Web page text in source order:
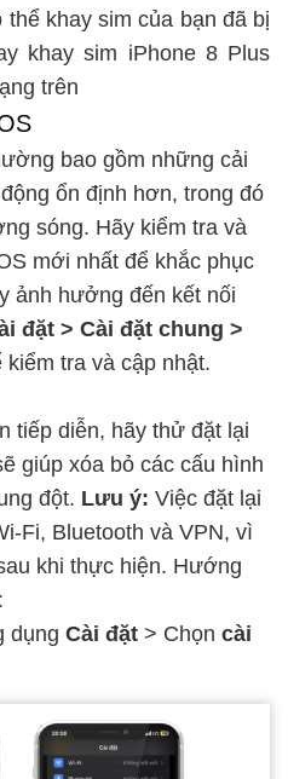
khay sim của bạn đã bị
khay sim iPhone 8 Plus
trên
bao gồm những cải
ổn định hơn, trong đó
sóng. Hãy kiểm tra và
mới nhất để khắc phục
ảnh hưởng đến kết nối
đặt > Cài đặt chung >
kiểm tra và cập nhật.
tiếp diễn, hãy thử đặt lại
giúp xóa bỏ các cấu hình
đột. Lưu ý: Việc đặt lại
Fi, Bluetooth và VPN, vì
khi thực hiện. Hướng
dụng Cài đặt > Chọn cài